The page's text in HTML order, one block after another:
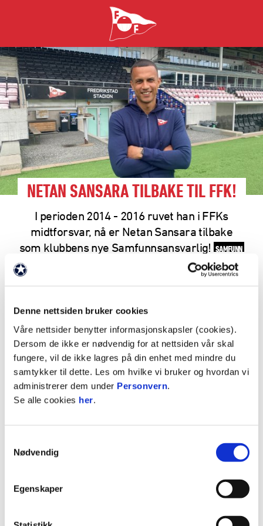
Denne nettsiden bruker cookies
Våre nettsider benytter informasjonskapsler (cookies).
Dersom de ikke er nødvendig for at nettsiden vår skal
fungere, vil de ikke lagres på din enhet med mindre du
samtykker til dette. Les om hvilke vi bruker og hvordan vi
administrerer dem under Personvern.
Se alle cookies her.
Nødvendig
Egenskaper
NETAN SANSARA TILBAKE TIL FFK!
I perioden 2014 - 2016 ruvet han i FFKs
midtforsvar, nå er Netan Sansara tilbake
som klubbens nye Samfunnsansvarlig! SAMFUNN
ANNONSE:
Foto: Joakim Simensen, Fredriksstad Blad